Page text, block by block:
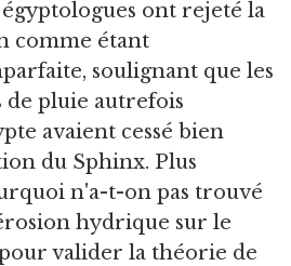
égyptologues ont rejeté la
comme étant
soulignant que les
de pluie autrefois
avaient cessé bien
du Sphinx. Plus
n'a-t-on pas trouvé
hydrique sur le
valider la théorie de